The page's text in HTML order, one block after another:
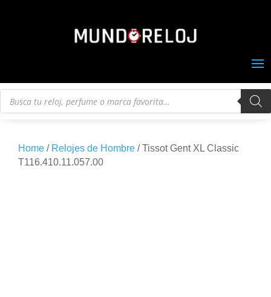
Búsqueda
Home / Relojes de Hombre / Tissot Gent XL Classic
T116.410.11.057.00